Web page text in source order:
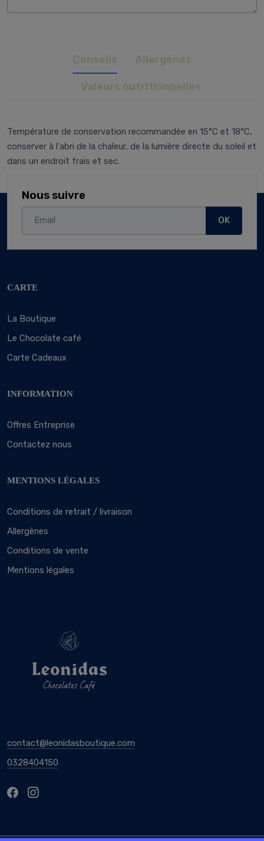
Conseils Allergènes
Valeurs nutritionnelles
Température de conservation recommandée en 15°C et 18°C,
conserver à l'abri de la chaleur, de la lumière directe du soleil et
dans un endroit frais et sec.
Nous suivre
OK
CARTE
La Boutique
Le Chocolate café
Carte Cadeaux
INFORMATION
Offres Entreprise
Contactez nous
MENTIONS LÉGALES
Conditions de retrait / livraison
Allergènes
Conditions de vente
Mentions légales
contact@leonidasboutique.com
0328404150